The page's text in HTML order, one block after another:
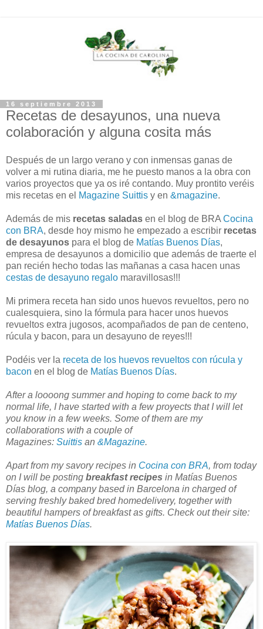
16 septiembre 2013
Recetas de desayunos, una nueva
colaboración y alguna cosita más
Después de un largo verano y con inmensas ganas de
volver a mi rutina diaria, me he puesto manos a la obra con
varios proyectos que ya os iré contando. Muy prontito veréis
mis recetas en el Magazine Suittis y en &magazine.
Además de mis recetas saladas en el blog de BRA Cocina
con BRA, desde hoy mismo he empezado a escribir recetas
de desayunos para el blog de Matías Buenos Días,
empresa de desayunos a domicilio que además de traerte el
pan recién hecho todas las mañanas a casa hacen unas
cestas de desayuno regalo maravillosas!!!
Mi primera receta han sido unos huevos revueltos, pero no
cualesquiera, sino la fórmula para hacer unos huevos
revueltos extra jugosos, acompañados de pan de centeno,
rúcula y bacon, para un desayuno de reyes!!!
Podéis ver la receta de los huevos revueltos con rúcula y
bacon en el blog de Matías Buenos Días.
After a loooong summer and hoping to come back to my
normal life, I have started with a few proyects that I will let
you know in a few weeks. Some of them are my
collaborations with a couple of
Magazines: Suittis an &Magazine.
Apart from my savory recipes in Cocina con BRA, from today
on I will be posting breakfast recipes in Matías Buenos
Días blog, a company based in Barcelona in charged of
serving freshly baked bred homedelivery, together with
beautiful hampers of breakfast as gifts. Check out their site:
Matías Buenos Días.